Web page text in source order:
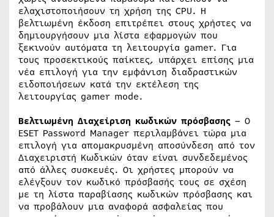
ελαχιστοποιήσουν τη χρήση της CPU. Η
βελτιωμένη έκδοση επιτρέπει στους χρήστες να
δημιουργήσουν μια λίστα εφαρμογών που
ξεκινούν αυτόματα τη λειτουργία gamer. Για
τους προσεκτικούς παίκτες, υπάρχει επίσης μια
νέα επιλογή για την εμφάνιση διαδραστικών
ειδοποιήσεων κατά την εκτέλεση της
λειτουργίας gamer mode.
Βελτιωμένη Διαχείριση κωδικών πρόσβασης – O
ESET Password Manager περιλαμβάνει τώρα μια
επιλογή για απομακρυσμένη αποσύνδεση από τoν
Διαχειριστή Κωδικών όταν είναι συνδεδεμένος
από άλλες συσκευές. Οι χρήστες μπορούν να
ελέγξουν τον κωδικό πρόσβασής τους σε σχέση
με τη λίστα παραβίασης κωδικών πρόσβασης και
να προβάλουν μια αναφορά ασφαλείας που